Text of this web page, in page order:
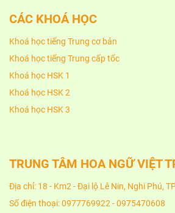
CÁC KHOÁ HỌC
Khoá học tiếng Trung cơ bản
Khoá học tiếng Trung cấp tốc
Khoá học HSK 1
Khoá học HSK 2
Khoá học HSK 3
TRUNG TÂM HOA NGỮ VIỆT
Địa chỉ: 18 - Km2 - Đại lộ Lê Nin, Nghi Phú,
Số điện thoại: 0977769922 - 0975470608